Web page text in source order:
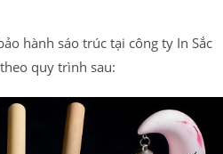
hành sáo trúc tại công ty In Sắc
quy trình sau: